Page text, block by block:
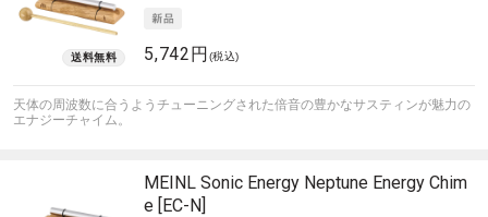
5,742円 (税込)
天体の周波数に合うようチューニングされた倍音の豊かなサスティンが魅力の
エナジーチャイム。
MEINL Sonic Energy Neptune Energy Chim
e [EC-N]